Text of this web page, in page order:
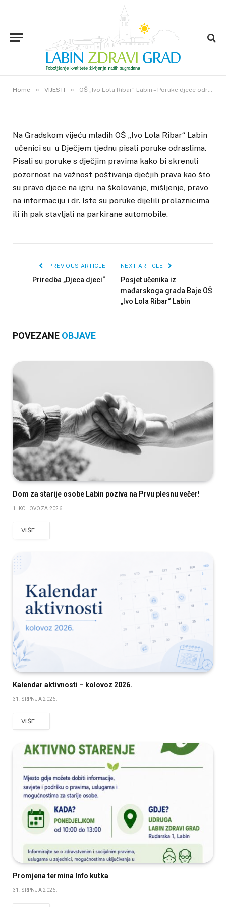
Home » VIJESTI » OŠ „Ivo Lola Ribar“ Labin – Poruke djece odraslima
OŠ „Ivo Lola Ribar“ Labin –
Poruke djece odraslima
12. LISTOPADA 2016. 0VIEWS
Na Gradskom vijeću mladih OŠ „Ivo Lola Ribar“ Labin
učenici su u Dječjem tjednu pisali poruke odraslima.
Pisali su poruke s dječjim pravima kako bi skrenuli
pozornost na važnost poštivanja dječjih prava kao što
su pravo djece na igru, na školovanje, mišljenje, pravo
na informaciju i dr. Iste su poruke dijelili prolaznicima
ili ih pak stavljali na parkirane automobile.
PREVIOUS ARTICLE
Priredba „Djeca djeci“
NEXT ARTICLE
Posjet učenika iz
mađarskoga grada Baje OŠ
„Ivo Lola Ribar“ Labin
POVEZANE OBJAVE
Dom za starije osobe Labin poziva na Prvu plesnu večer!
1. KOLOVOZA 2026.
VIŠE...
Kalendar aktivnosti – kolovoz 2026.
31. SRPNJA 2026.
VIŠE...
Promjena termina Info kutka
31. SRPNJA 2026.